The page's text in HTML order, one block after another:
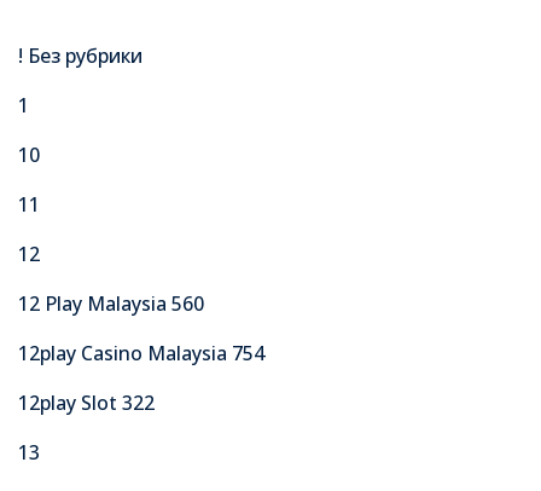
! Без рубрики
1
10
11
12
12 Play Malaysia 560
12play Casino Malaysia 754
12play Slot 322
13